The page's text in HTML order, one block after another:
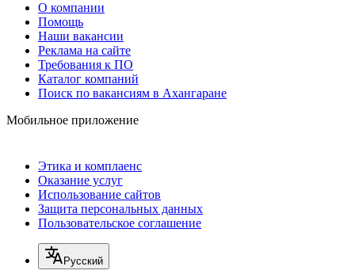
О компании
Помощь
Наши вакансии
Реклама на сайте
Требования к ПО
Каталог компаний
Поиск по вакансиям в Ахангаране
Мобильное приложение
Этика и комплаенс
Оказание услуг
Использование сайтов
Защита персональных данных
Пользовательское соглашение
Русский